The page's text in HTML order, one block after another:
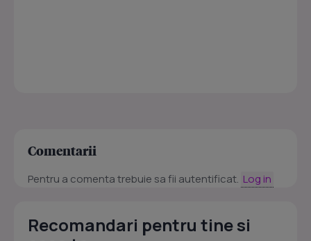
Comentarii
Pentru a comenta trebuie sa fii autentificat. Log in
Recomandari pentru tine si